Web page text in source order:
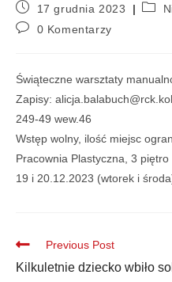
17 grudnia 2023
0 Komentarzy
Świąteczne warsztaty
Zapisy:
249-49 wew.46
Wstęp wolny, ilość miejsc
Pracownia Plastyczna, 3 piętro
19 i 20.12.2023 (wtorek i
Previous Post
Kilkuletnie dziecko wbiło